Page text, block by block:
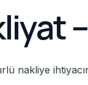
nakliye